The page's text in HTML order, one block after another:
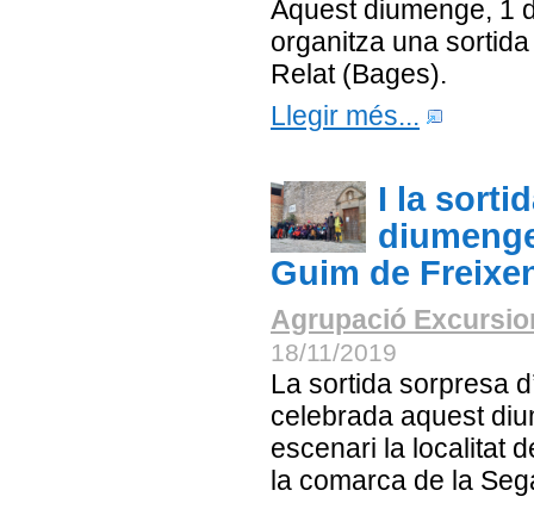
Aquest diumenge, 1
organitza una
Relat (Bages).
Llegir més...
I la
Guim de
Agrupació
18/11/2019
La sortida sorpresa
celebrada aquest
escenari la localitat
la comarca de la